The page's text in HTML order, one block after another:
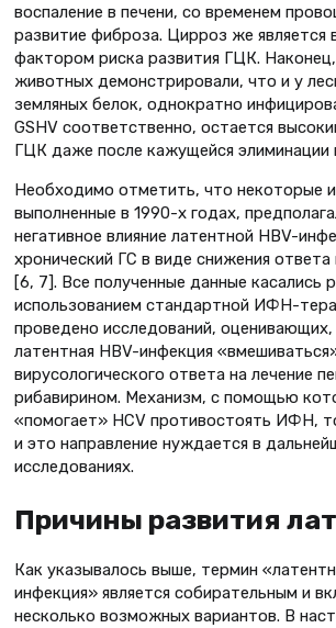
воспаление в печени, со временем
развитие фиброза. Цирроз же является
фактором риска развития ГЦК.
животных демонстрировали, что и у
земляных белок, однократно
GSHV соответственно, остается
ГЦК даже после кажущейся элиминации
Необходимо отметить, что некоторые
выполненные в 1990-х годах,
негативное влияние латентной HBV-
хронический ГС в виде снижения
[6, 7]. Все полученные данные касались
использованием стандартной ИФН-
проведено исследований,
латентная HBV-инфекция
вирусологического ответа на лечение
рибавирином. Механизм, с помощью
«помогает» HСV противостоять ИФН,
и это направление нуждается в
исследованиях.
Причины развития
Как указывалось выше, термин
инфекция» является собирательным и
несколько возможных вариантов. В